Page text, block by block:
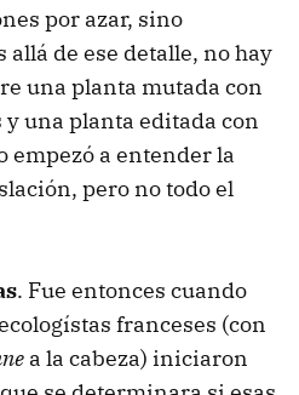
por azar, sino
de ese detalle, no hay
una planta mutada con
una planta editada con
empezó a entender la
pero no todo el
. Fue entonces cuando
franceses (con
a la cabeza) iniciaron